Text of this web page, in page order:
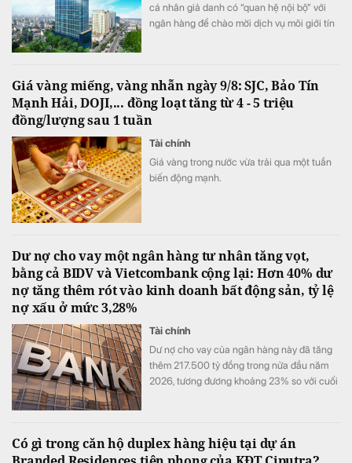
cá nhân giả danh có “quan hệ nội bộ” với
ngân hàng để chào mời dịch vụ môi giới tín
thông tin đăng nhập, mã OTP và chữ ký số.
Giá vàng miếng, vàng nhẫn ngày 9/8: SJC, Bảo Tín
Mạnh Hải, DOJI,... đồng loạt tăng từ 4 - 5 triệu
đồng/lượng sau 1 tuần
Tài chính
Giá vàng trong nước vừa trải qua một tuần
biến động mạnh.
Dư nợ cho vay một ngân hàng tư nhân tăng vọt,
bằng cả BIDV và Vietcombank cộng lại: Hơn 40% dư
nợ tăng thêm rót vào kinh doanh bất động sản, tỷ lệ
nợ xấu ở mức 3,28%
Tài chính
Dư nợ cho vay của ngân hàng này đã tăng
thêm 217.500 tỷ đồng trong nửa đầu năm
2026, tương đương khoảng 23% so với cuối
Có gì trong căn hộ duplex hàng hiệu tại dự án